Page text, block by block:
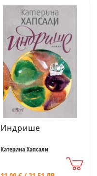
Индрише
Катерина Хапсали